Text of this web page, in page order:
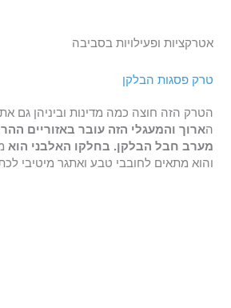
אטרקציות ופעילויות בסביבה
טרק פסגות הבלקן
הטרק הזה חוצה כמה מדינות וביניהן גם
הארוך והמעגלי הזה עובר באזוריים
מערב חבל הבלקן. בחלקו האלבני הוא
והוא מתאים לחובבי טבע ואתגר מיטיבי